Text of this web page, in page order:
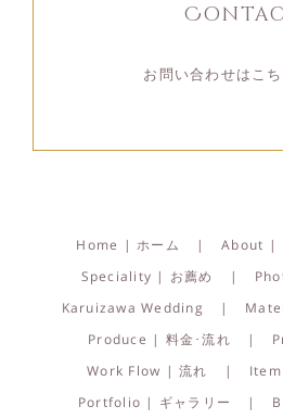
お問い合わせはこ
Home | ホーム
About |
Speciality | お薦め
Karuizawa Wedding
Produce | 料金･流れ
Work Flow | 流れ
Portfolio | ギャラリー